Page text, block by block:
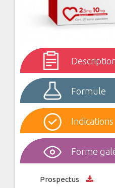
Formule
Indications
Forme
Prospectus